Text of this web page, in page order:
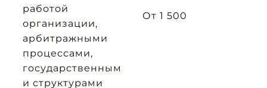
работой
организации,
арбитражными
процессами,
государственным
и структурами
От 1 500